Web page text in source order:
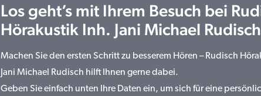
Los geht’s mit Ihrem Besuch bei
Hörakustik Inh. Jani Michael Rudisch
Machen Sie den ersten Schritt zu besserem Hören – Rudisch
Jani Michael Rudisch hilft Ihnen gerne dabei.
Geben Sie einfach unten Ihre Daten ein, um sich für eine